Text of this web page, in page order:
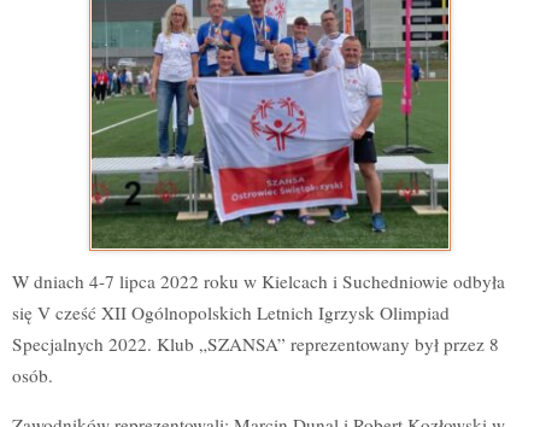
W dniach 4-7 lipca 2022 roku w Kielcach i Suchedniowie odbyła
się V cześć XII Ogólnopolskich Letnich Igrzysk Olimpiad
Specjalnych 2022. Klub „SZANSA” reprezentowany był przez 8
osób.